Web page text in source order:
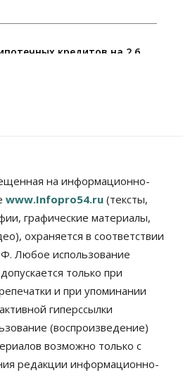
кредитов на 2,6
продлило разрешение на
3»
кого от 270 баллов,
настойчиво
высокобалльников
области из-за засухи
на информационно-
www.Infopro54.ru (тексты,
графические материалы,
охраняется в соответствии
Любое использование
только при
и при упоминании
гиперссылки
(воспроизведение)
возможно только с
редакции информационно-